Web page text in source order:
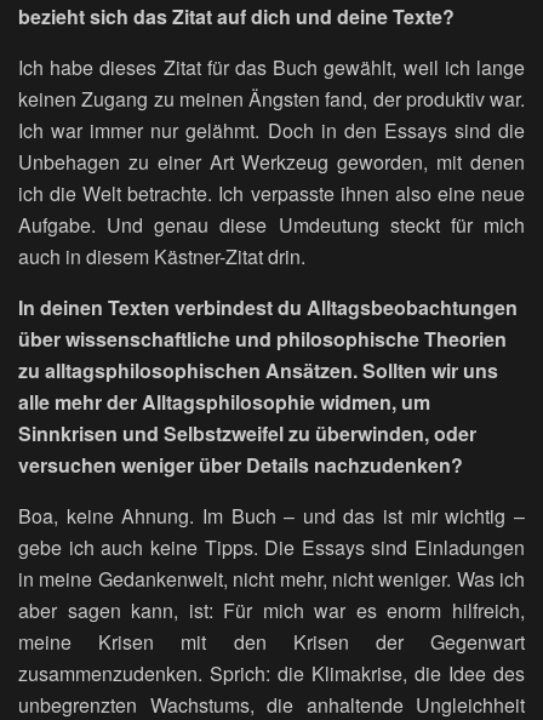
bezieht sich das Zitat auf dich und deine Texte?
Ich habe dieses Zitat für das Buch gewählt, weil ich lange
keinen Zugang zu meinen Ängsten fand, der produktiv war.
Ich war immer nur gelähmt. Doch in den Essays sind die
Unbehagen zu einer Art Werkzeug geworden, mit denen
ich die Welt betrachte. Ich verpasste ihnen also eine neue
Aufgabe. Und genau diese Umdeutung steckt für mich
auch in diesem Kästner-Zitat drin.
In deinen Texten verbindest du Alltagsbeobachtungen
über wissenschaftliche und philosophische Theorien
zu alltagsphilosophischen Ansätzen. Sollten wir uns
alle mehr der Alltagsphilosophie widmen, um
Sinnkrisen und Selbstzweifel zu überwinden, oder
versuchen weniger über Details nachzudenken?
Boa, keine Ahnung. Im Buch – und das ist mir wichtig –
gebe ich auch keine Tipps. Die Essays sind Einladungen
in meine Gedankenwelt, nicht mehr, nicht weniger. Was ich
aber sagen kann, ist: Für mich war es enorm hilfreich,
meine Krisen mit den Krisen der Gegenwart
zusammenzudenken. Sprich: die Klimakrise, die Idee des
unbegrenzten Wachstums, die anhaltende Ungleichheit